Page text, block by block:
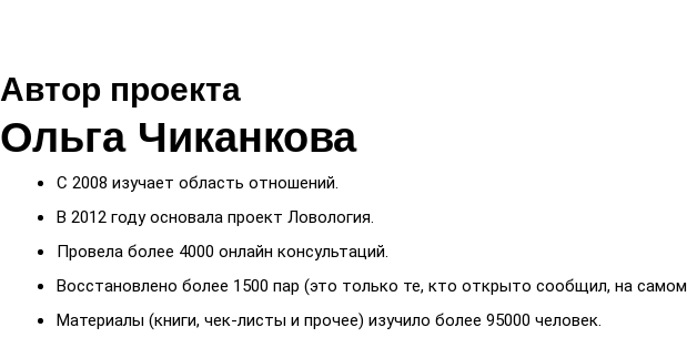
Автор проекта
Ольга Чиканкова
С 2008 изучает область отношений.
В 2012 году основала проект Ловология.
Провела более 4000 онлайн консультаций.
Восстановлено более 1500 пар (это только те, кто открыто сообщил, на
Материалы (книги, чек-листы и прочее) изучило более 95000 человек.